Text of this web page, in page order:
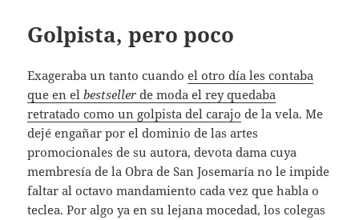
Golpista, pero poco
Exageraba un tanto cuandoel otro día les contaba
que en elbestseller de moda el rey quedaba
retratado como un golpista del carajo de la vela. Me
dejé engañar por el dominio de las artes
promocionales de su autora, devota dama cuya
membresía de la Obra de San Josemaría no le impide
faltar al octavo mandamiento cada vez que habla o
teclea. Por algo ya en su lejana mocedad, los colegas